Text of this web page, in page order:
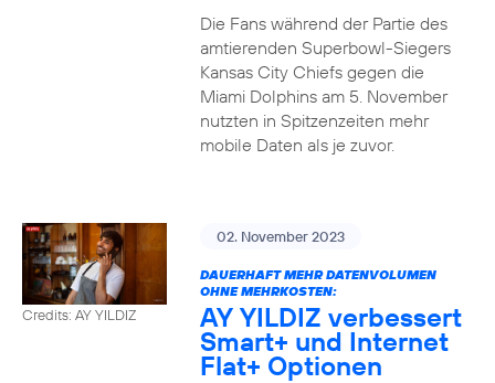
Die Fans während der Partie des
amtierenden Superbowl-Siegers
Kansas City Chiefs gegen die
Miami Dolphins am 5. November
nutzten in Spitzenzeiten mehr
mobile Daten als je zuvor.
Credits: AY YILDIZ
02. November 2023
DAUERHAFT MEHR DATENVOLUMEN
OHNE MEHRKOSTEN:
AY YILDIZ verbessert
Smart+ und Internet
Flat+ Optionen